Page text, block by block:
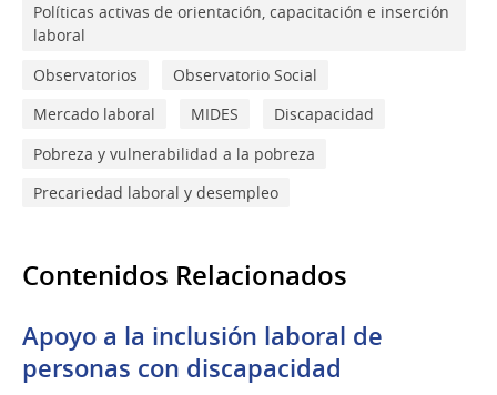
Políticas activas de orientación, capacitación e inserción
laboral
Observatorios
Observatorio Social
Mercado laboral
MIDES
Discapacidad
Pobreza y vulnerabilidad a la pobreza
Precariedad laboral y desempleo
Contenidos Relacionados
Apoyo a la inclusión laboral de
personas con discapacidad